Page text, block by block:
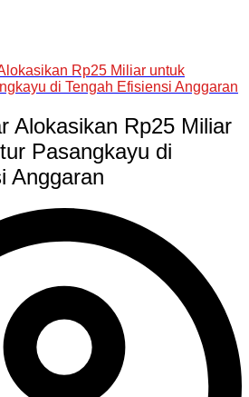
Rp25 Miliar untuk
di Tengah Efisiensi Anggaran
Alokasikan Rp25 Miliar
Pasangkayu di
Anggaran